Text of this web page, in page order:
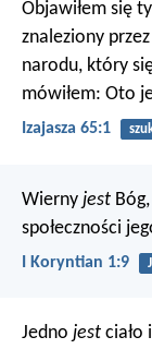
Objawiłem się
znaleziony
narodu, który
mówiłem: Oto
Izajasza 65:1
Wierny jest
społeczności
I Koryntian 1:9
Jedno jest ciało